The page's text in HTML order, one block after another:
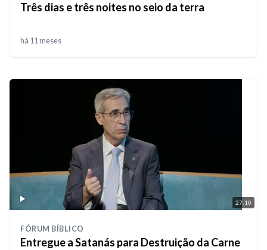
Três dias e três noites no seio da terra
há 11 meses
27:10
FÓRUM BÍBLICO
Entregue a Satanás para Destruição da Carne